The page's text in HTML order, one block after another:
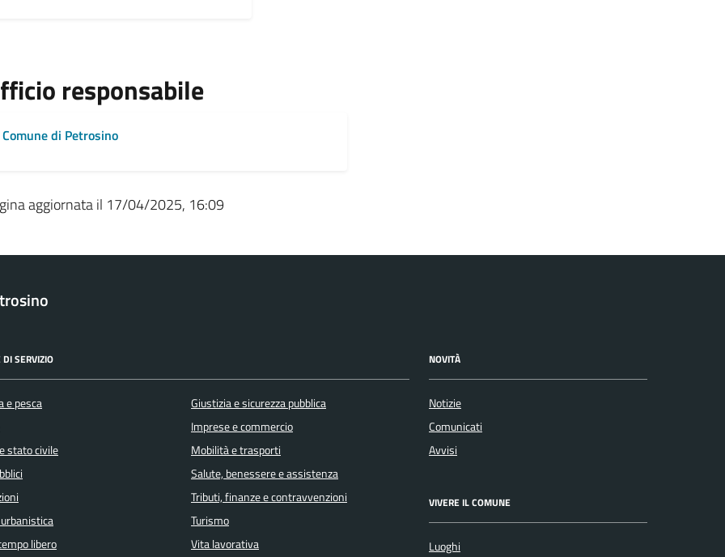
responsabile
Comune di Petrosino
aggiornata il 17/04/2025, 16:09
DI SERVIZIO
e pesca
stato civile
libero
Giustizia e sicurezza pubblica
Imprese e commercio
Mobilità e trasporti
Salute, benessere e assistenza
Tributi, finanze e contravvenzioni
Turismo
Vita lavorativa
NOVITÀ
Notizie
Comunicati
Avvisi
VIVERE IL COMUNE
Luoghi